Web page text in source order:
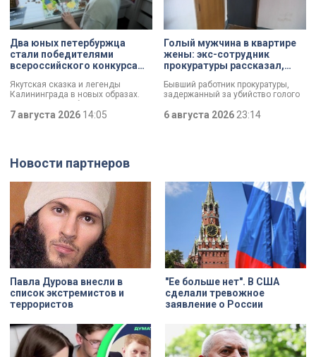
объекты. Результат доказал:
баллончик с краской в руках
профессионала — это не порча
имущества, а яркий стрит-арт,
который не имеет ничего общего с
вандализмом.
должен полностью выполнить все
обязательства. Как
восстанавливают яркий пример
деревянного модерна и почему
эта история уникальна?
Два юных петербуржца
стали победителями
всероссийского конкурса
Якутская сказка и легенды
Калининграда в новых образах.
Два юных петербуржца стали
победителями всероссийского
конкурса «Моя страна — моя
народным сюжетам.
7 августа 2026 14:05
Голый мужчина в квартире
жены: экс-сотрудник
прокуратуры рассказал,
Бывший работник прокуратуры,
задержанный за убийство голого
которые толкнули его на страшное
преступление. Два года назад он
6 августа 2026 23:14
Новости партнеров
Павла Дурова внесли в
список экстремистов и
террористов
"Ее больше нет". В США
сделали тревожное
заявление о России